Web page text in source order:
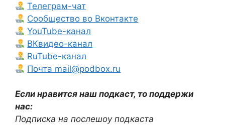
Телеграм-чат
Сообщество во Вконтакте
YouTube-канал
ВКвидео-канал
RuTube-канал
Почта mail@podbox.ru
Если нравится наш подкаст, то поддержи
нас:
Подписка на послешоу подкаста